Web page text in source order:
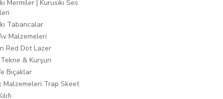
Mermiler | Kurusıkı Ses
Tabancalar
Malzemeleri
Red Dot Lazer
& Kurşun
Bıçaklar
Malzemeleri Trap Skeet